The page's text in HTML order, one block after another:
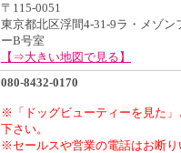
〒115-0051
東京都北区浮間4-31-9ラ・メゾン
ーB号室
【⇒大きい地図で見る】
080-8432-0170
※「ドッグビューティーを見た」
下さい。
※セールスや営業の電話はお断り